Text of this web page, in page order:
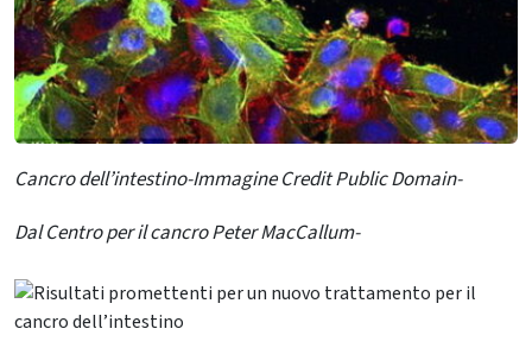
Cancro dell’intestino-Immagine Credit Public Domain-
Dal Centro per il cancro Peter MacCallum-